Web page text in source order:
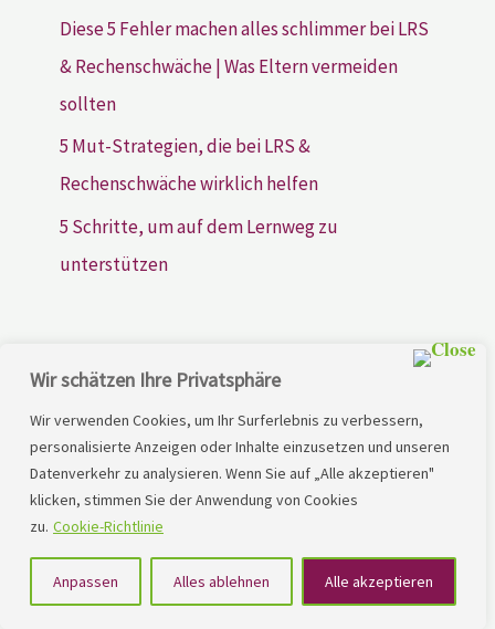
Wir schätzen Ihre Privatsphäre
Wir verwenden Cookies, um Ihr Surferlebnis zu verbessern,
personalisierte Anzeigen oder Inhalte einzusetzen und unseren
Datenverkehr zu analysieren. Wenn Sie auf „Alle akzeptieren"
klicken, stimmen Sie der Anwendung von Cookies
zu. Cookie-Richtlinie
Anpassen Alles ablehnen Alle akzeptieren
Diese 5 Fehler machen alles schlimmer bei LRS
& Rechenschwäche | Was Eltern vermeiden
sollten
5 Mut-Strategien, die bei LRS &
Rechenschwäche wirklich helfen
5 Schritte, um auf dem Lernweg zu
unterstützen
Wir begleiten Sie auf dem Weg zu einer erfolgreichen
Lerntherapie für Ihr Kind oder Jugendliche mit LRS oder